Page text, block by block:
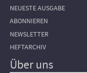
NEUESTE AUSGABE
ABONNIEREN
NEWSLETTER
HEFTARCHIV
Über uns